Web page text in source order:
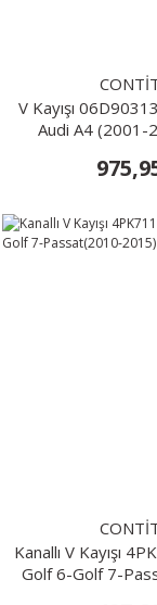
V Kayışı
Audi A4 (2001-
Kanallı V Kayışı
Golf 6-Golf 7-